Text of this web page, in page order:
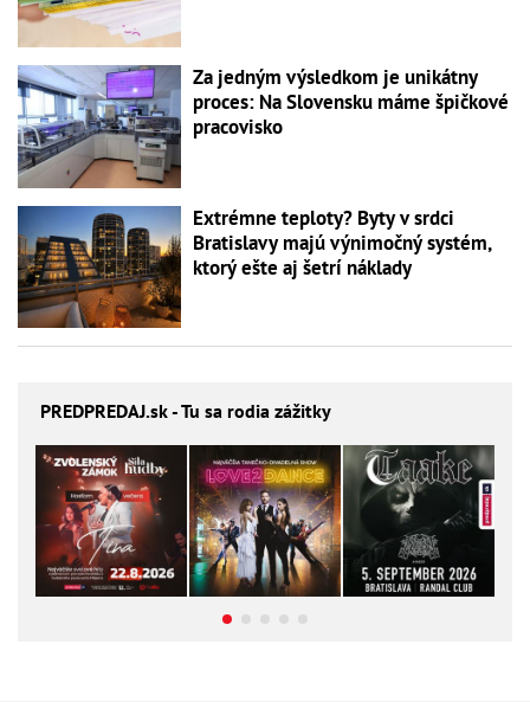
Za jedným výsledkom je unikátny
proces: Na Slovensku máme špičkové
pracovisko
Extrémne teploty? Byty v srdci
Bratislavy majú výnimočný systém,
ktorý ešte aj šetrí náklady
PREDPREDAJ.sk - Tu sa rodia zážitky